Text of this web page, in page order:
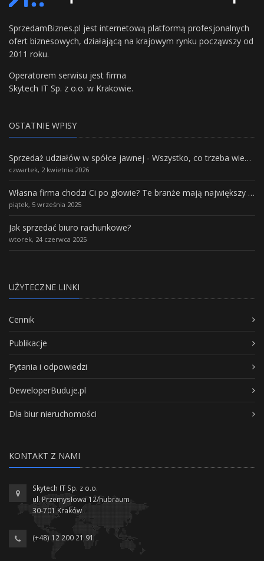
SprzedamBiznes.pl jest internetową platformą profesjonalnych
ofert biznesowych, działającą na krajowym rynku począwszy od
2011 roku.
Operatorem serwisu jest firma
Skytech IT Sp. z o.o. w Krakowie.
OSTATNIE WPISY
Sprzedaż udziałów w spółce jawnej - Wszystko, co trzeba wiedzieć.
czwartek, 2 kwietnia 2026
Własna firma chodzi Ci po głowie? Te branże mają największy potencjał rozwoju
piątek, 5 września 2025
Jak sprzedać biuro rachunkowe?
wtorek, 24 czerwca 2025
UŻYTECZNE LINKI
Cennik
Publikacje
Pytania i odpowiedzi
DeweloperBuduje.pl
Dla biur nieruchomości
KONTAKT Z NAMI
Skytech IT Sp. z o.o.
ul. Przemysłowa 12/hubraum
30-701 Kraków
(+48) 12 200 21 91